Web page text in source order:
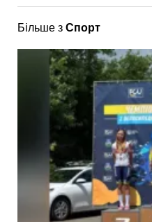
Більше з Спорт